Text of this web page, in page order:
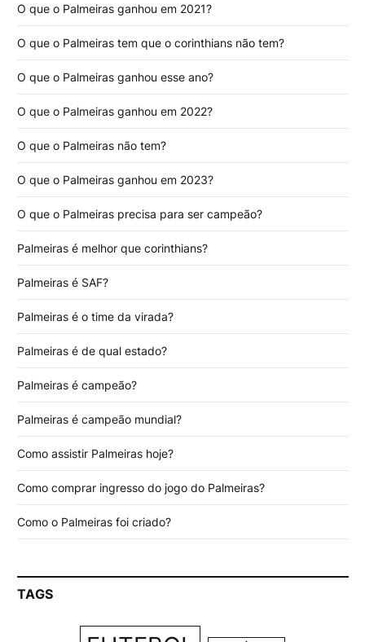
O que o Palmeiras ganhou em 2021?
O que o Palmeiras tem que o corinthians não tem?
O que o Palmeiras ganhou esse ano?
O que o Palmeiras ganhou em 2022?
O que o Palmeiras não tem?
O que o Palmeiras ganhou em 2023?
O que o Palmeiras precisa para ser campeão?
Palmeiras é melhor que corinthians?
Palmeiras é SAF?
Palmeiras é o time da virada?
Palmeiras é de qual estado?
Palmeiras é campeão?
Palmeiras é campeão mundial?
Como assistir Palmeiras hoje?
Como comprar ingresso do jogo do Palmeiras?
Como o Palmeiras foi criado?
TAGS